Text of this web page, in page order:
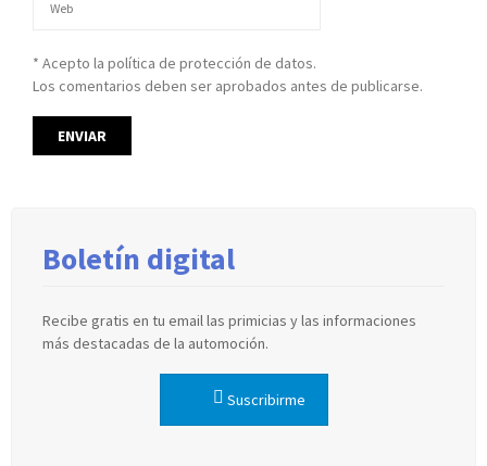
* Acepto la política de protección de datos.
Los comentarios deben ser aprobados antes de publicarse.
Boletín digital
Recibe gratis en tu email las primicias y las informaciones
más destacadas de la automoción.
Suscribirme